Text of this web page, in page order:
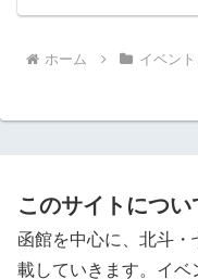
ホーム イベン
このサイトについ
函館を中心に、北斗
載していきます。イ